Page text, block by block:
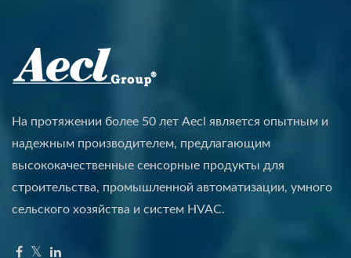
На протяжении более 50 лет Aecl является опытным и
надежным производителем, предлагающим
высококачественные сенсорные продукты для
строительства, промышленной автоматизации, умного
сельского хозяйства и систем HVAC.